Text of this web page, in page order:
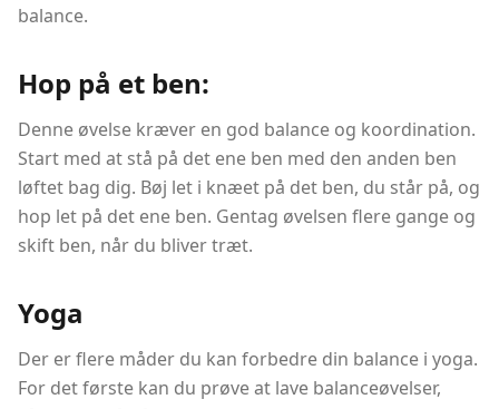
balance.
Hop på et ben:
Denne øvelse kræver en god balance og koordination.
Start med at stå på det ene ben med den anden ben
løftet bag dig. Bøj let i knæet på det ben, du står på, og
hop let på det ene ben. Gentag øvelsen flere gange og
skift ben, når du bliver træt.
Yoga
Der er flere måder du kan forbedre din balance i yoga.
For det første kan du prøve at lave balanceøvelser,